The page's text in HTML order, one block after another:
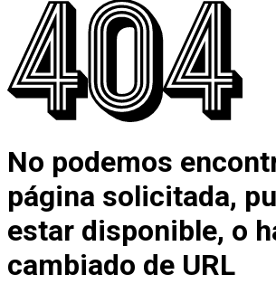
No podemos
página solicitada,
estar disponible, o
cambiado de URL